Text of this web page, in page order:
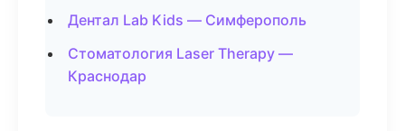
Дентал Lab Kids — Симферополь
Стоматология Laser Therapy —
Краснодар